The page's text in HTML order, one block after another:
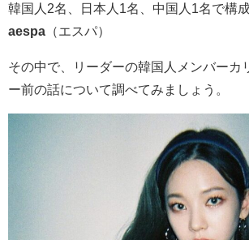
韓国人 2名、 日本人 1名、 中国人 1名で構
aespa （エスパ）
その中で、リーダーの韓国人メンバーカ
ー前の話について調べてみましょう。